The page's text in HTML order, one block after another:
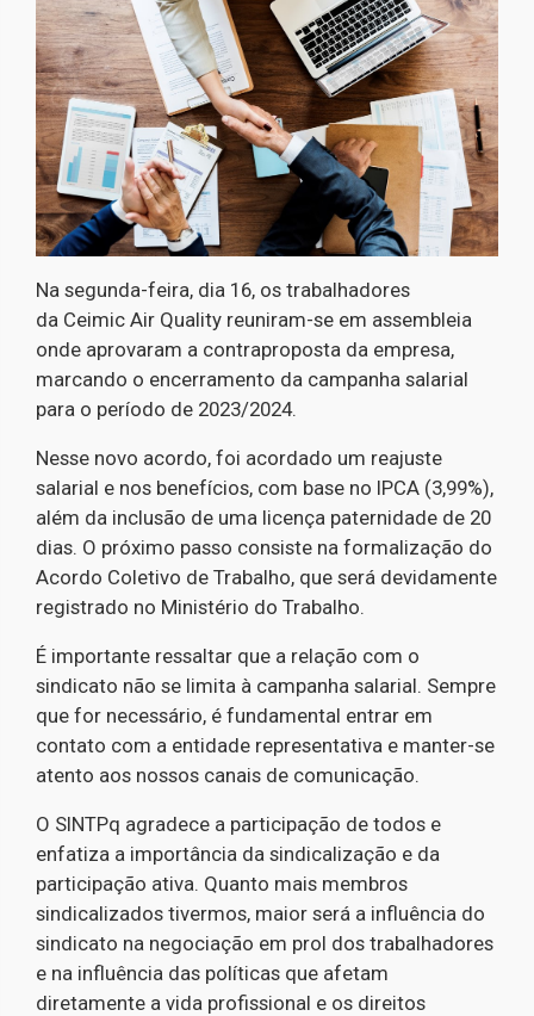
Na segunda-feira, dia 16, os trabalhadores
da Ceimic Air Quality reuniram-se em assembleia
onde aprovaram a contraproposta da empresa,
marcando o encerramento da campanha salarial
para o período de 2023/2024.
Nesse novo acordo, foi acordado um reajuste
salarial e nos benefícios, com base no IPCA (3,99%),
além da inclusão de uma licença paternidade de 20
dias. O próximo passo consiste na formalização do
Acordo Coletivo de Trabalho, que será devidamente
registrado no Ministério do Trabalho.
É importante ressaltar que a relação com o
sindicato não se limita à campanha salarial. Sempre
que for necessário, é fundamental entrar em
contato com a entidade representativa e manter-se
atento aos nossos canais de comunicação.
O SINTPq agradece a participação de todos e
enfatiza a importância da sindicalização e da
participação ativa. Quanto mais membros
sindicalizados tivermos, maior será a influência do
sindicato na negociação em prol dos trabalhadores
e na influência das políticas que afetam
diretamente a vida profissional e os direitos